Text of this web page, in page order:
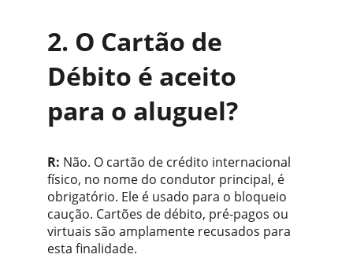
2. O Cartão de
Débito é aceito
para o aluguel?
R: Não. O cartão de crédito internacional
físico, no nome do condutor principal, é
obrigatório. Ele é usado para o bloqueio
caução. Cartões de débito, pré-pagos ou
virtuais são amplamente recusados para
esta finalidade.